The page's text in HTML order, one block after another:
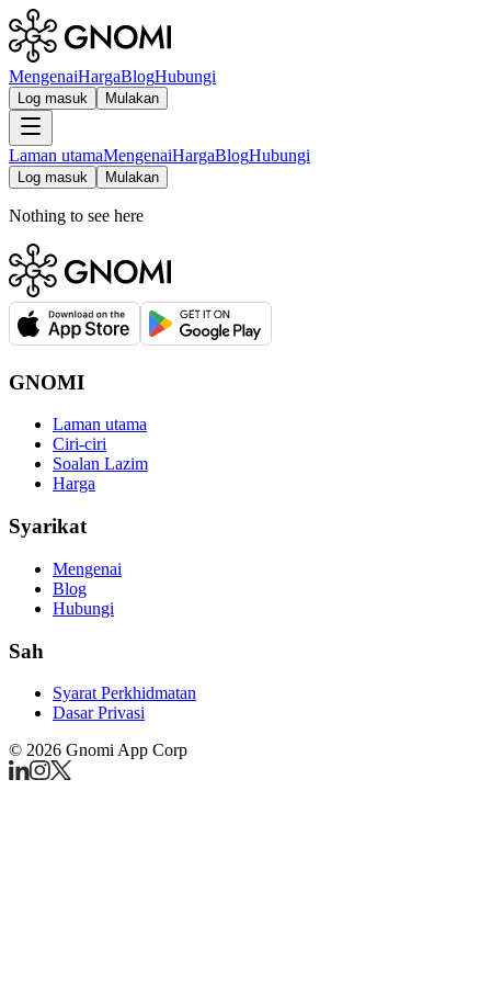
MengenaiHargaBlogHubungi
Log masuk Mulakan
Laman utamaMengenaiHargaBlogHubungi
Log masuk Mulakan
Nothing to see here
GNOMI
Laman utama
Ciri-ciri
Soalan Lazim
Harga
Syarikat
Mengenai
Blog
Hubungi
Sah
Syarat Perkhidmatan
Dasar Privasi
© 2026 Gnomi App Corp